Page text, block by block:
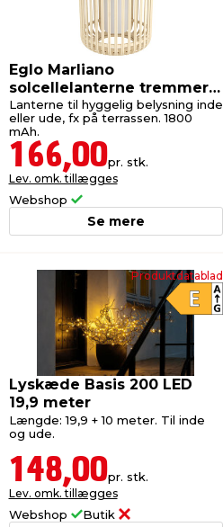
Eglo Marliano
solcellelanterne tremmer
natur/hvid
Lanterne til hyggelig belysning inde
eller ude, fx på terrassen. 1800
mAh.
166,00pr. stk.
Lev. omk. tillægges
Webshop
Se mere
Produktdatablad
Lyskæde Basis 200 LED
19,9 meter
Længde: 19,9 + 10 meter. Til inde
og ude.
148,00pr. stk.
Lev. omk. tillægges
Webshop Butik